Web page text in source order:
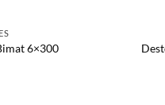
6×300